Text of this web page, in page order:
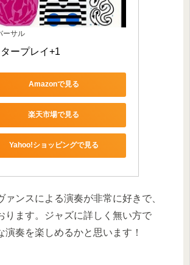
ーサル
ープレイ+1
Amazonで見る
楽天市場で見る
Yahoo!ショッピングで見る
ァンスによる演奏が非常に好きで、
ります。ジャズに詳しく無い方で
演奏を楽しめるかと思います！